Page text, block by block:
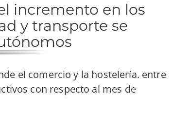
incremento en los
y transporte se
el comercio y la hostelería. entre
con respecto al mes de